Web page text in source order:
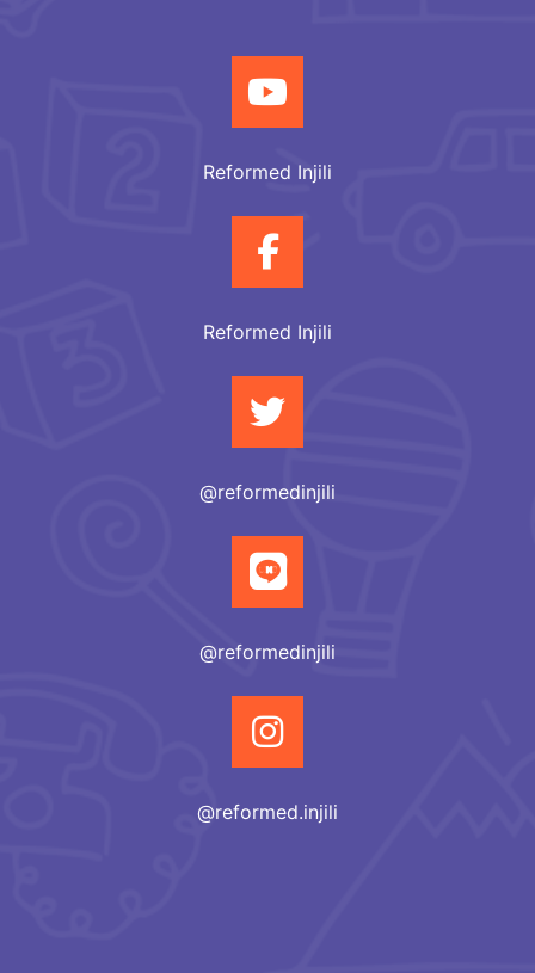
Reformed Injili
Reformed Injili
@reformedinjili
@reformedinjili
@reformed.injili